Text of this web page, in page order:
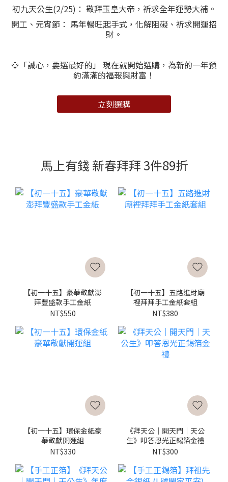
初九天公生(2/25)： 敬拜玉皇大帝，祈求全年運勢大補。
開工、元宵節： 馬年暢旺起手式，化解阻礙、祈求開運招
財。
💎「誠心，要選最好的」 現在就開始選購，為新的一年預
約滿滿的福報與財富！
立刻選購
馬上有錢 新春拜拜 3件89折
【初一十五】豪華敬獻澎
拜豐盛款手工金紙
NT$550
【初一十五】五路進財廟
裡拜拜手工金紙套組
NT$380
【初一十五】環保金紙豪
華敬獻開運組
NT$330
《拜天公｜開天門｜天公
生》叩答恩光正錫箔金禮
NT$300